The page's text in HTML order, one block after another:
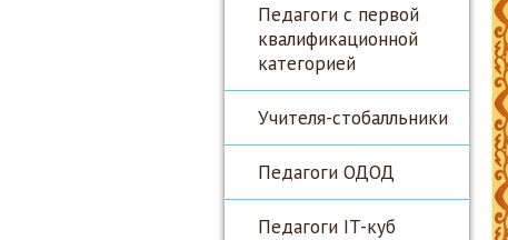
Педагоги с первой
квалификационной
категорией
Учителя-стобалльники
Педагоги ОДОД
Педагоги IT-куб